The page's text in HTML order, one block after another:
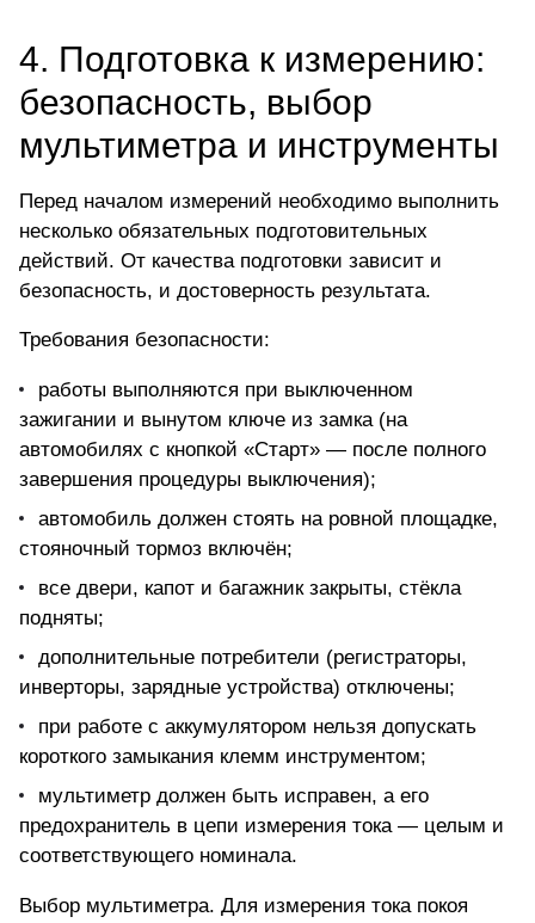
4. Подготовка к измерению:
безопасность, выбор
мультиметра и инструменты
Перед началом измерений необходимо выполнить
несколько обязательных подготовительных
действий. От качества подготовки зависит и
безопасность, и достоверность результата.
Требования безопасности:
работы выполняются при выключенном
зажигании и вынутом ключе из замка (на
автомобилях с кнопкой «Старт» — после полного
завершения процедуры выключения);
автомобиль должен стоять на ровной площадке,
стояночный тормоз включён;
все двери, капот и багажник закрыты, стёкла
подняты;
дополнительные потребители (регистраторы,
инверторы, зарядные устройства) отключены;
при работе с аккумулятором нельзя допускать
короткого замыкания клемм инструментом;
мультиметр должен быть исправен, а его
предохранитель в цепи измерения тока — целым и
соответствующего номинала.
Выбор мультиметра. Для измерения тока покоя